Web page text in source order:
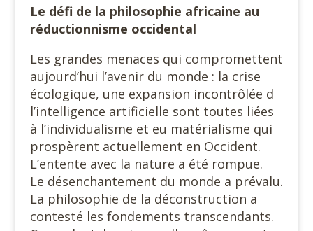
Le défi de la philosophie africaine au
réductionnisme occidental
Les grandes menaces qui compromettent
aujourd’hui l’avenir du monde : la crise
écologique, une expansion incontrôlée d
l’intelligence artificielle sont toutes liées
à l’individualisme et eu matérialisme qui
prospèrent actuellement en Occident.
L’entente avec la nature a été rompue.
Le désenchantement du monde a prévalu.
La philosophie de la déconstruction a
contesté les fondements transcendants.